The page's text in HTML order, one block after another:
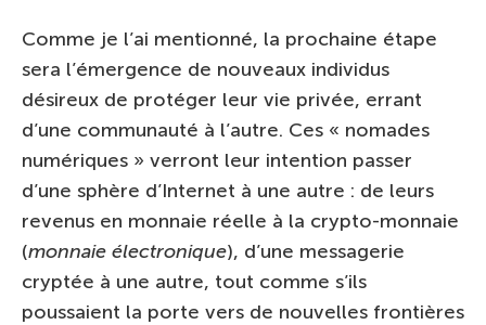
Comme je l’ai mentionné, la prochaine étape
sera l’émergence de nouveaux individus
désireux de protéger leur vie privée, errant
d’une communauté à l’autre. Ces « nomades
numériques » verront leur intention passer
d’une sphère d’Internet à une autre : de leurs
revenus en monnaie réelle à la crypto-monnaie
(monnaie électronique), d’une messagerie
cryptée à une autre, tout comme s’ils
poussaient la porte vers de nouvelles frontières